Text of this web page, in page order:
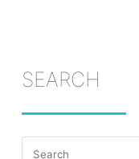
SEARCH
Search